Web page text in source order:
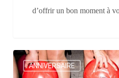
d’offrir un bon moment à
Où
fêter
ANNIVERSAIRE